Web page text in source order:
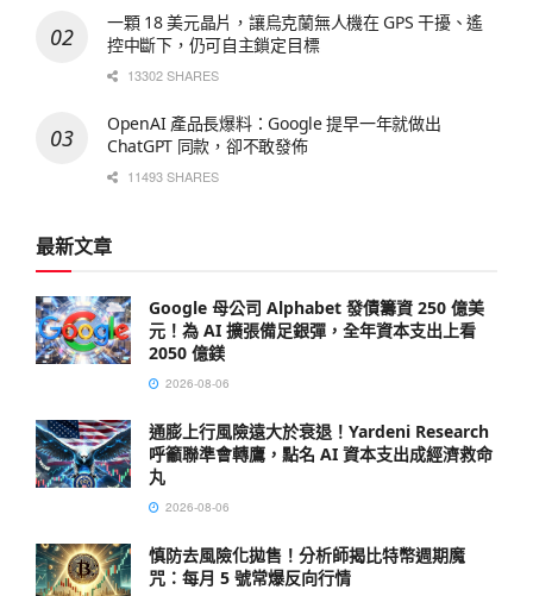
一顆 18 美元晶片，讓烏克蘭無人機在 GPS 干擾、遙
控中斷下，仍可自主鎖定目標
13302 SHARES
OpenAI 產品長爆料：Google 提早一年就做出
ChatGPT 同款，卻不敢發佈
11493 SHARES
最新文章
Google 母公司 Alphabet 發債籌資 250 億美
元！為 AI 擴張備足銀彈，全年資本支出上看
2050 億鎂
2026-08-06
通膨上行風險遠大於衰退！Yardeni Research
呼籲聯準會轉鷹，點名 AI 資本支出成經濟救命
丸
2026-08-06
慎防去風險化拋售！分析師揭比特幣週期魔
咒：每月 5 號常爆反向行情